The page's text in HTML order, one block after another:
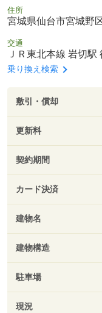
住所
宮城県仙台市宮城野
交通
ＪＲ東北本線 岩切駅
乗り換え検索
敷引・償却
更新料
契約期間
カード決済
建物名
建物構造
駐車場
現況